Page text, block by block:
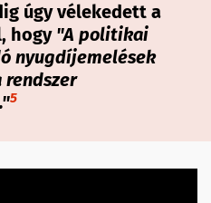
úgy vélekedett a
hogy "A politikai
nyugdíjemelések
"5